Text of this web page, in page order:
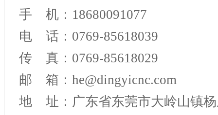
手 机：18680091077
电 话：0769-85618039
传 真：0769-85618029
邮 箱：he@dingyicnc.com
地 址：广东省东莞市大岭山镇